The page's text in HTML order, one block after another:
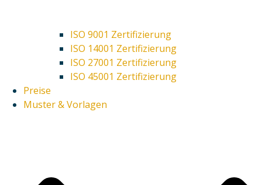
ISO 9001 Zertifizierung
ISO 14001 Zertifizierung
ISO 27001 Zertifizierung
ISO 45001 Zertifizierung
Preise
Muster & Vorlagen